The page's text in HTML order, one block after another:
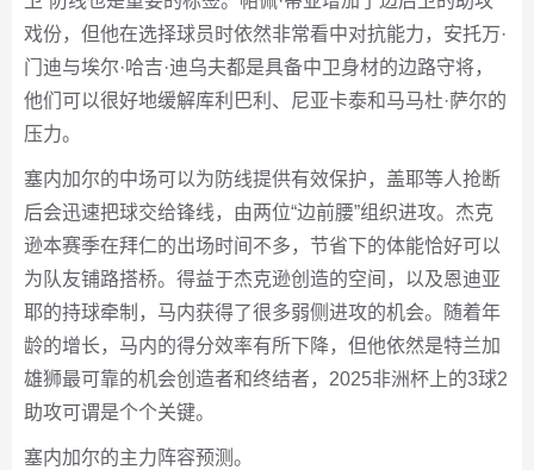
戏份，但他在选择球员时依然非常看中对抗能力，安托万·
门迪与埃尔·哈吉·迪乌夫都是具备中卫身材的边路守将，
他们可以很好地缓解库利巴利、尼亚卡泰和马马杜·萨尔的
压力。
塞内加尔的中场可以为防线提供有效保护，盖耶等人抢断
后会迅速把球交给锋线，由两位“边前腰”组织进攻。杰克
逊本赛季在拜仁的出场时间不多，节省下的体能恰好可以
为队友铺路搭桥。得益于杰克逊创造的空间，以及恩迪亚
耶的持球牵制，马内获得了很多弱侧进攻的机会。随着年
龄的增长，马内的得分效率有所下降，但他依然是特兰加
雄狮最可靠的机会创造者和终结者，2025非洲杯上的3球2
助攻可谓是个个关键。
塞内加尔的主力阵容预测。